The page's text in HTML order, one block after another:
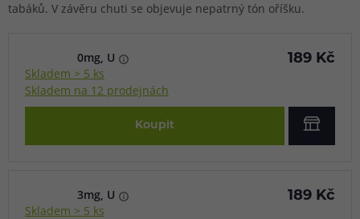
tabáků. V závěru chuti se objevuje nepatrný tón oříšku.
0mg, U
Skladem > 5 ks
Skladem na 12 prodejnách
189 Kč
Koupit
3mg, U
Skladem > 5 ks
189 Kč